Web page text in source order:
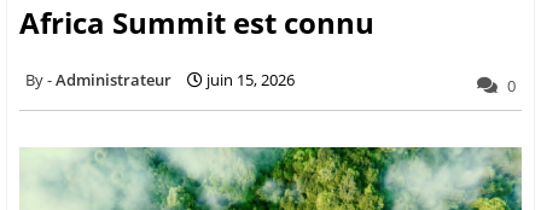
Africa Summit est connu
Administrateur juin 15, 2026 0